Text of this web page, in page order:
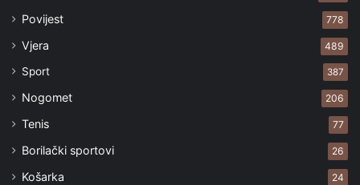
Povijest 778
Vjera 489
Sport 387
Nogomet 206
Tenis 77
Borilački sportovi 26
Košarka 24